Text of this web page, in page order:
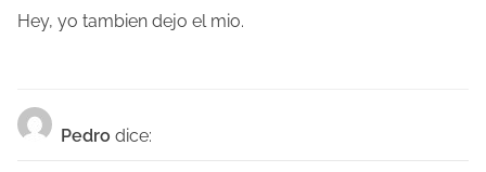
Hey, yo tambien dejo el mio.
Pedro dice: